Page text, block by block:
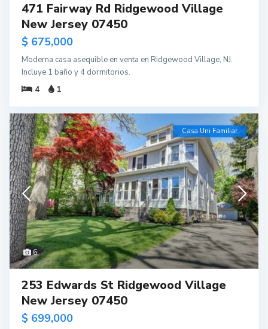
471 Fairway Rd Ridgewood Village
New Jersey 07450
$ 675,000
Moderna casa asequible en venta en Ridgewood Village, NJ.
Incluye 1 baño y 4 dormitorios.
4
1
6
Casa Uni Familiar
253 Edwards St Ridgewood Village
New Jersey 07450
$ 699,000